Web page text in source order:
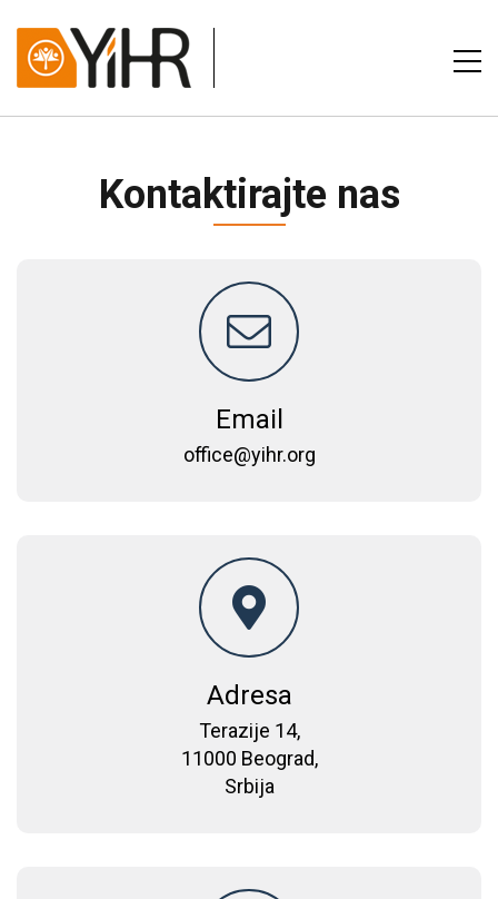
Kontaktirajte nas
Email
office@yihr.org
Adresa
Terazije 14,
11000 Beograd,
Srbija